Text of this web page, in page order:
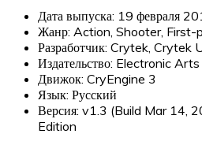
Дата выпуска: 19 февраля
Жанр: Action, Shooter, First-
Разработчик: Crytek, Crytek
Издательство: Electronic Arts
Движок: CryEngine 3
Язык: Русский
Версия: v1.3 (Build Mar 14,
Edition